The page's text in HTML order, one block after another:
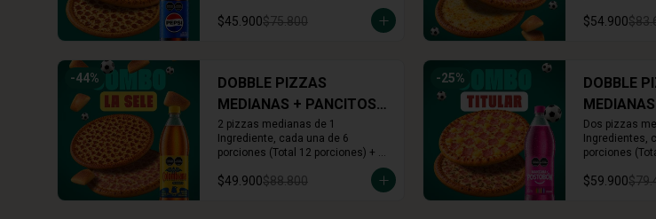
Colombiana o Manzana)
$45.900$75.800
Rolls x16
$54.900
-44%
DOBBLE PIZZAS
MEDIANAS + PANCITOS
X6 + BEBIDA 1.5L
2 pizzas medianas de 1
Ingrediente, cada una de 6
porciones (Total 12 porciones) +
Gaseosa 1.5 L (A tu elección)
$49.900$88.800
-25%
DOBBLE
1.5L
Dos pizzas
Ingredientes,
porciones
$59.900